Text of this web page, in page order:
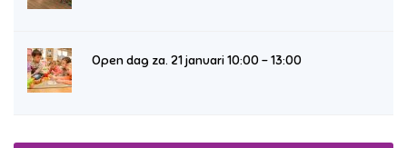
Open dag za. 21 januari 10:00 – 13:00